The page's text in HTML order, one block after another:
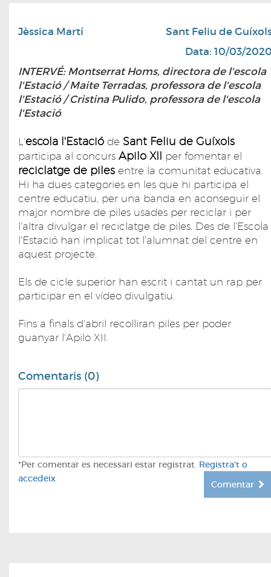
Jèssica Martí
Sant Feliu de
Data: 10/03/
INTERVÉ: Montserrat Homs, directora de l'escola
l'Estació / Maite Terradas, professora de l'escola
l'Estació / Cristina Pulido, professora de l'escola
l'Estació
L'escola l'Estació de Sant Feliu de Guíxols
participa al concurs Apilo XII per fomentar el
reciclatge de piles entre la comunitat educativa.
Hi ha dues categories en les que hi participa el
centre educatiu, per una banda en aconseguir el
major nombre de piles usades per reciclar i per
l'altra divulgar el reciclatge de piles. Des de l'Escola
l'Estació han implicat tot l'alumnat del centre en
aquest projecte.
Els de cicle superior han escrit i cantat un rap per
participar en el vídeo divulgatiu.
Fins a finals d'abril recolliran piles per poder
guanyar l'Apilo XII.
Comentaris (0)
*Per comentar es necessari estar registrat. Registra't o
accedeix
Comentar